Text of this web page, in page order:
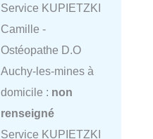
Service KUPIETZKI
Camille -
Ostéopathe D.O
Auchy-les-mines à
domicile : non
renseigné
Service KUPIETZKI